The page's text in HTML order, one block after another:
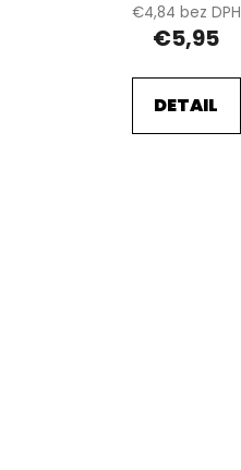
€4,84 bez DPH
€5,95
DETAIL